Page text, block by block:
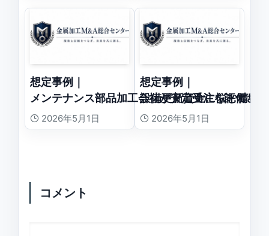
想定事例｜
メンテナンス部品加工会社が安定受注を評価さ
2026年5月1日
想定事例｜
設備更新資金に悩む精密
2026年5月1日
コメント